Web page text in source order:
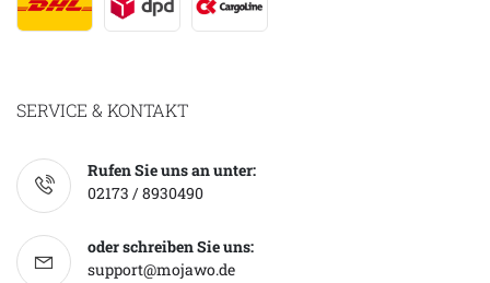
SERVICE & KONTAKT
Rufen Sie uns an unter:
02173 / 8930490
oder schreiben Sie uns:
support@mojawo.de